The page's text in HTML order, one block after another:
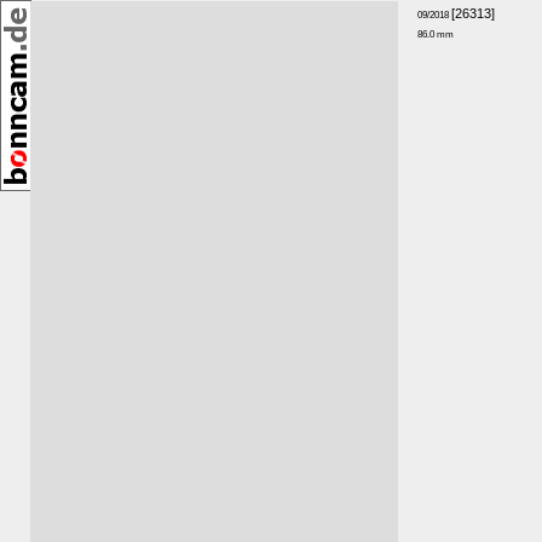
09/2018 [26313]
86.0 mm